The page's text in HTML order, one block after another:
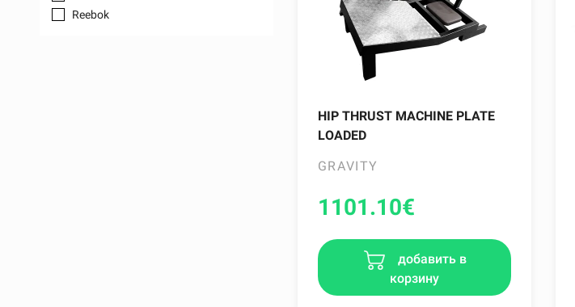
Reebok
HIP THRUST MACHINE PLATE
LOADED
GRAVITY
1101.10€
добавить в
корзину